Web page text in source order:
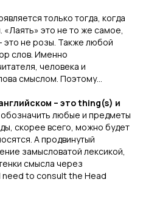
только тогда, когда
это не то же самое,
это не розы. Также любой
слов. Именно
человека и
смыслом. Поэтому…
– это thing(s) и
любые и предметы
скорее всего, можно будет
А продвинутый
замысловатой лексикой,
смысла через
need to consult the Head